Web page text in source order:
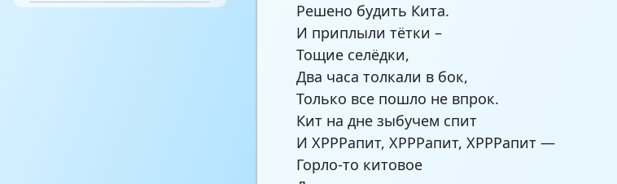
Решено будить Кита.
И приплыли тётки –
Тощие селёдки,
Два часа толкали в бок,
Только все пошло не впрок.
Кит на дне зыбучем спит
И ХРРРапит, ХРРРапит, ХРРРапит —
Горло-то китовое